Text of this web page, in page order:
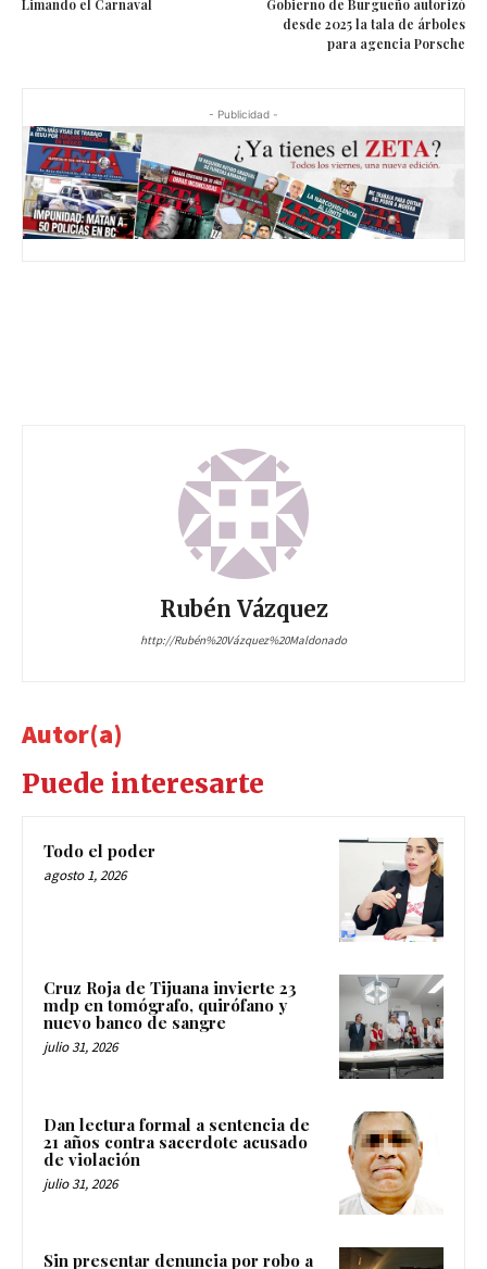
Limando el Carnaval
Gobierno de Burgueño autorizó
desde 2025 la tala de árboles
para agencia Porsche
- Publicidad -
Rubén Vázquez
http://Rubén%20Vázquez%20Maldonado
Autor(a)
Puede interesarte
Todo el poder
agosto 1, 2026
Cruz Roja de Tijuana invierte 23
mdp en tomógrafo, quirófano y
nuevo banco de sangre
julio 31, 2026
Dan lectura formal a sentencia de
21 años contra sacerdote acusado
de violación
julio 31, 2026
Sin presentar denuncia por robo a